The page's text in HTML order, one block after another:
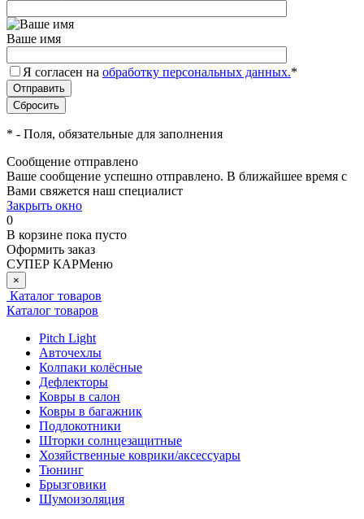
Ваше имя
Я согласен на обработку персональных данных.*
* - Поля, обязательные для заполнения
Сообщение отправлено
Ваше сообщение успешно отправлено. В ближайшее время с
Вами свяжется наш специалист
Закрыть окно
0
В корзине пока пусто
Оформить заказ
СУПЕР КАРМеню
×
Каталог товаров
Каталог товаров
Pitch Light
Авточехлы
Колпаки колёсные
Дефлекторы
Ковры в салон
Ковры в багажник
Подлокотники
Шторки солнцезащитные
Хозяйственные коврики/аксессуары
Тюнинг
Брызговики
Шумоизоляция